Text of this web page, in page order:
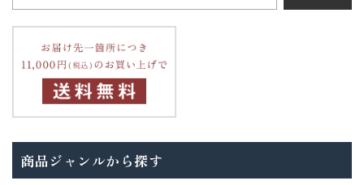
商品ジャンルから探す